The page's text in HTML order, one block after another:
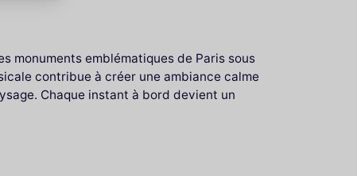
monuments emblématiques de Paris sous
contribue à créer une ambiance calme
Chaque instant à bord devient un